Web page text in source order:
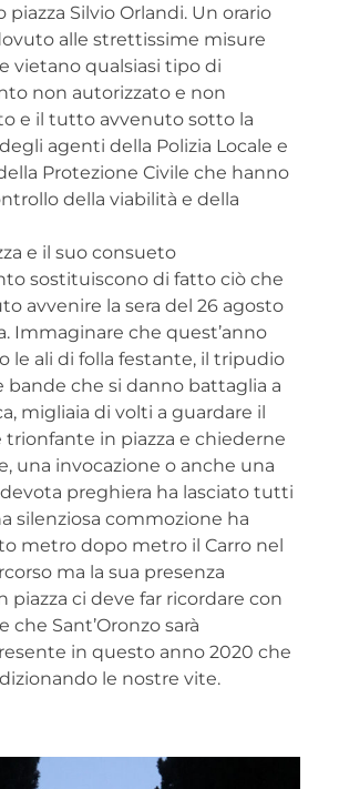
piazza Silvio Orlandi. Un orario
alle strettissime misure
vietano qualsiasi tipo di
non autorizzato e non
e il tutto avvenuto sotto la
agenti della Polizia Locale e
Protezione Civile che hanno
della viabilità e della
e il suo consueto
sostituiscono di fatto ciò che
avvenire la sera del 26 agosto
Immaginare che quest’anno
le ali di folla festante, il tripudio
bande che si danno battaglia a
migliaia di volti a guardare il
trionfante in piazza e chiederne
una invocazione o anche una
preghiera ha lasciato tutti
silenziosa commozione ha
metro dopo metro il Carro nel
ma la sua presenza
piazza ci deve far ricordare con
che Sant’Oronzo sarà
in questo anno 2020 che
le nostre vite.